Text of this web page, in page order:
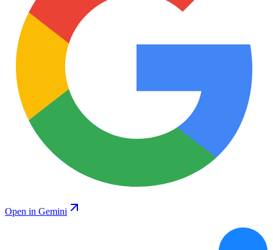
Open in Gemini